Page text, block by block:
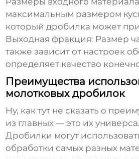
максимальным размером
который дробилка может
Выходная фракция: Размер
также зависит от настроек
определяет качество
Преимущества
молотковых дробилок
Ну, как тут не сказать о
из главных — это их
Дробилки могут
обработки самых разных